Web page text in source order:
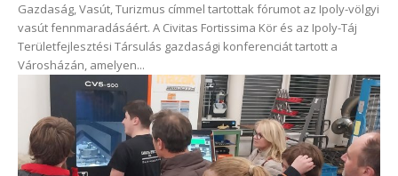
Gazdaság, Vasút, Turizmus címmel tartottak fórumot az Ipoly-völgyi
vasút fennmaradásáért. A Civitas Fortissima Kör és az Ipoly-Táj
Területfejlesztési Társulás gazdasági konferenciát tartott a
Városházán, amelyen...